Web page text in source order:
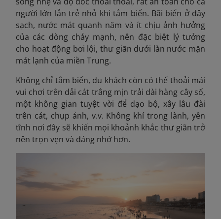
người lớn lẫn trẻ nhỏ khi tắm biển. Bãi biển ở đây
sạch, nước mát quanh năm và ít chịu ảnh hưởng
của các dòng chảy mạnh, nên đặc biệt lý tưởng
cho hoạt động bơi lội, thư giãn dưới làn nước mặn
mát lạnh của miền Trung.
Không chỉ tắm biển, du khách còn có thể thoải mái
vui chơi trên dải cát trắng mịn trải dài hàng cây số,
một không gian tuyệt vời để dạo bộ, xây lâu đài
trên cát, chụp ảnh, v.v. Không khí trong lành, yên
tĩnh nơi đây sẽ khiến mọi khoảnh khắc thư giãn trở
nên trọn vẹn và đáng nhớ hơn.